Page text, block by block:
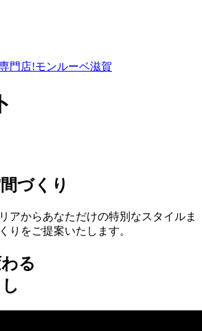
づくり
アからあなただけの特別なスタイルま
りをご提案いたします。
る